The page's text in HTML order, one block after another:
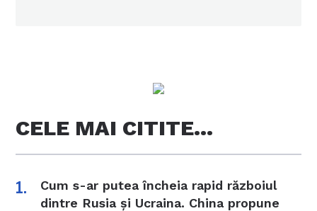
CELE MAI CITITE…
Cum s-ar putea încheia rapid războiul
dintre Rusia și Ucraina. China propune